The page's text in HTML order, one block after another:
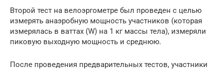
Второй тест на велоэргометре был проведен с целью
измерять анаэробную мощность участников (которая
измерялась в ваттах (W) на 1 кг массы тела), измеряли
пиковую выходную мощность и среднюю.
После проведения предварительных тестов, участники